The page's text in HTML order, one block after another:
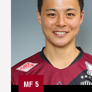
MF 5